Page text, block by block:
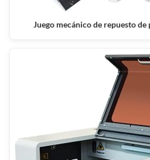
Juego mecánico de repuesto